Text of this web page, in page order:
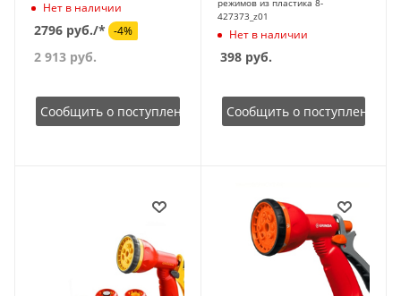
Нет в наличии
2796 руб./* -4%
2 913 руб.
Сообщить о поступлении
режимов из пластика 8-
427373_z01
Нет в наличии
398руб.
Сообщить о поступлении